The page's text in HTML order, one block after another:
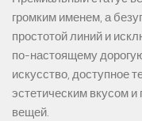
громким именем, а
простотой линий и
по-настоящему
искусство, доступное
эстетическим вкусом
вещей.